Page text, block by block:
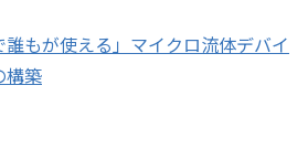
誰もが使える」マイクロ流体デバイ
構築